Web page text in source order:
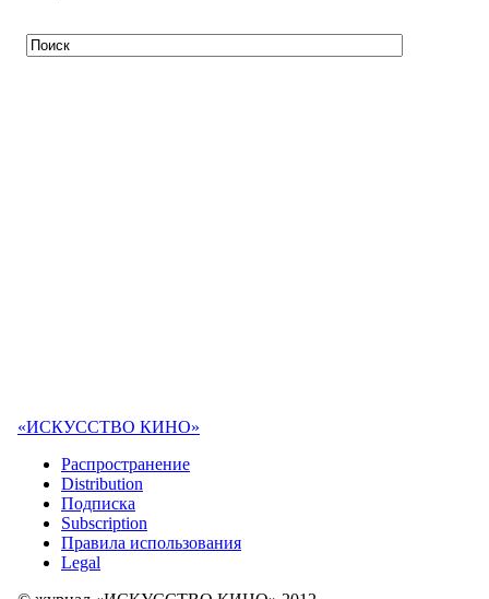
«ИСКУССТВО КИНО»
Распространение
Distribution
Подписка
Subscription
Правила использования
Legal